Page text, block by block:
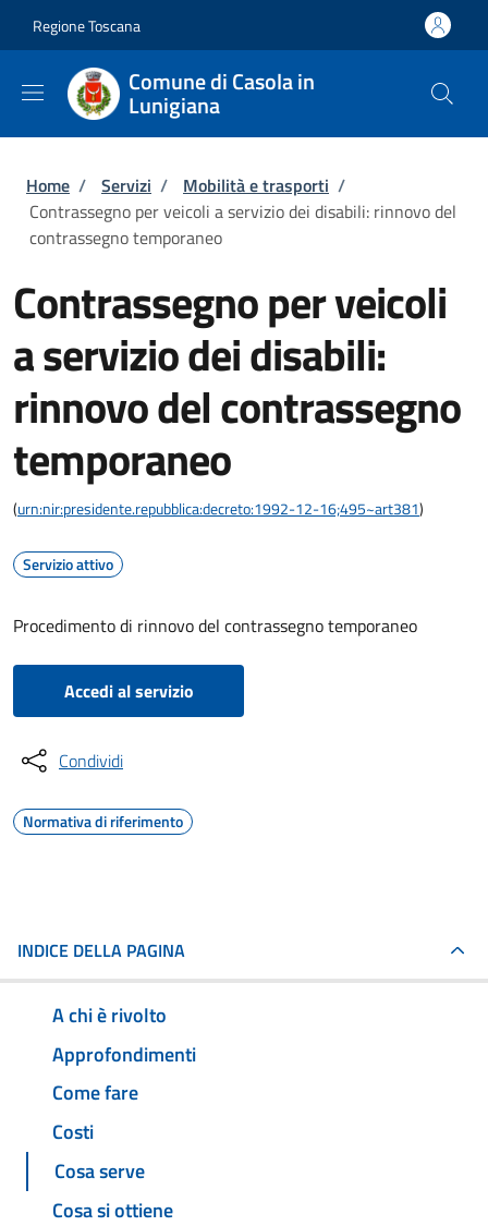
Regione Toscana
Comune di Casola in
Lunigiana
Briciole di pane
Home / Servizi / Mobilità e trasporti /
Contrassegno per veicoli a servizio dei disabili: rinnovo del
contrassegno temporaneo
Contrassegno per veicoli
a servizio dei disabili:
rinnovo del contrassegno
temporaneo
(urn:nir:presidente.repubblica:decreto:1992-12-16;495~art381)
Servizio attivo
Procedimento di rinnovo del contrassegno temporaneo
Accedi al servizio
Condividi
Normativa di riferimento
INDICE DELLA PAGINA
A chi è rivolto
Approfondimenti
Come fare
Costi
Cosa serve
Cosa si ottiene